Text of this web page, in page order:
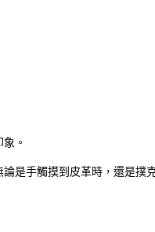
。
是手觸摸到皮革時，還是